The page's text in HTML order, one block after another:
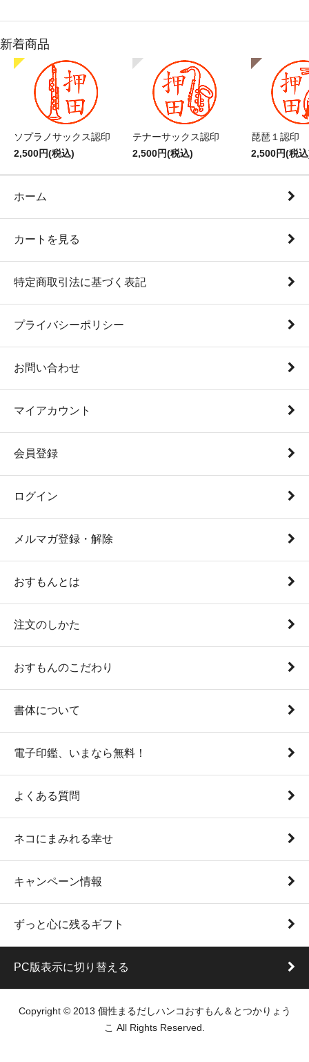
新着商品
ソプラノサックス認印
2,500円(税込)
テナーサックス認印
2,500円(税込)
琵琶１認印
2,500円(税
ホーム
カートを見る
特定商取引法に基づく表記
プライバシーポリシー
お問い合わせ
マイアカウント
会員登録
ログイン
メルマガ登録・解除
おすもんとは
注文のしかた
おすもんのこだわり
書体について
電子印鑑、いまなら無料！
よくある質問
ネコにまみれる幸せ
キャンペーン情報
ずっと心に残るギフト
PC版表示に切り替える
Copyright © 2013 個性まるだしハンコおすもん＆とつかりょう
こ All Rights Reserved.